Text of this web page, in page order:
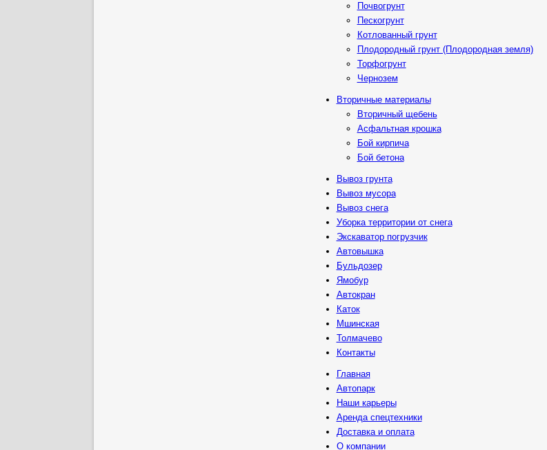
Почвогрунт
Пескогрунт
Котлованный грунт
Плодородный грунт (Плодородная земля)
Торфогрунт
Чернозем
Вторичные материалы
Вторичный щебень
Асфальтная крошка
Бой кирпича
Бой бетона
Вывоз грунта
Вывоз мусора
Вывоз снега
Уборка территории от снега
Экскаватор погрузчик
Автовышка
Бульдозер
Ямобур
Автокран
Каток
Мшинская
Толмачево
Контакты
Главная
Автопарк
Наши карьеры
Аренда спецтехники
Доставка и оплата
О компании